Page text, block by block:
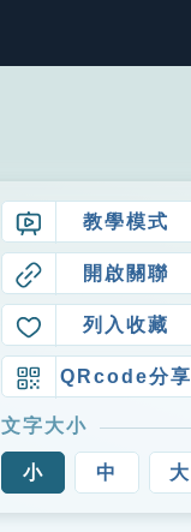
教學模式
開啟關聯
列入收藏
QRcode分享
文字大小
小 中 大